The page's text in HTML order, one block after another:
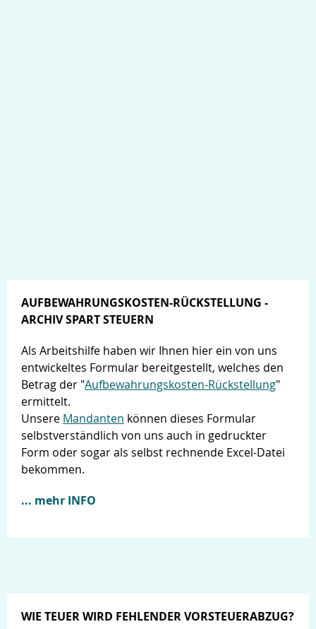
AUFBEWAHRUNGSKOSTEN-RÜCKSTELLUNG -
ARCHIV SPART STEUERN
Als Arbeitshilfe haben wir Ihnen hier ein von uns
entwickeltes Formular bereitgestellt, welches den
Betrag der "Aufbewahrungskosten-Rückstellung"
ermittelt.
Unsere Mandanten können dieses Formular
selbstverständlich von uns auch in gedruckter
Form oder sogar als selbst rechnende Excel-Datei
bekommen.
... mehr INFO
WIE TEUER WIRD FEHLENDER VORSTEUERABZUG?